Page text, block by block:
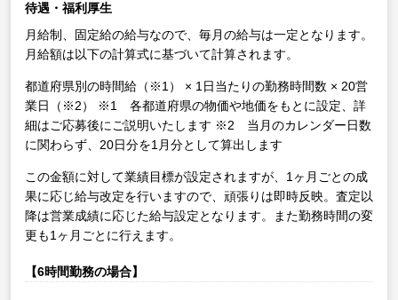
待遇・福利厚生
月給制、固定給の給与なので、毎月の給与は一定となります。
月給額は以下の計算式に基づいて計算されます。
都道府県別の時間給（※1） × 1日当たりの勤務時間数 × 20営
業日（※2）
※1 各都道府県の物価や地価をもとに設定、詳
細はご応募後にご説明いたします ※2 当月のカレンダー日数
に関わらず、20日分を1月分として算出します
この金額に対して業績目標が設定されますが、1ヶ月ごとの成
果に応じ給与改定を行いますので、頑張りは即時反映。査定以
降は営業成績に応じた給与設定となります。また勤務時間の変
更も1ヶ月ごとに行えます。
【6時間勤務の場合】